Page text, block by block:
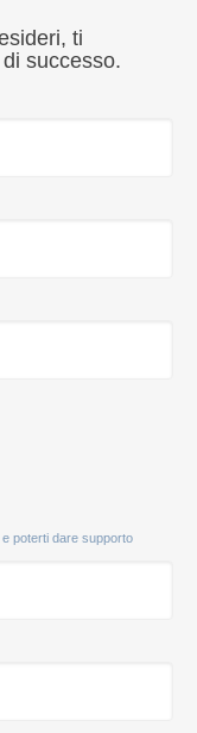
ti
successo.
poterti dare supporto